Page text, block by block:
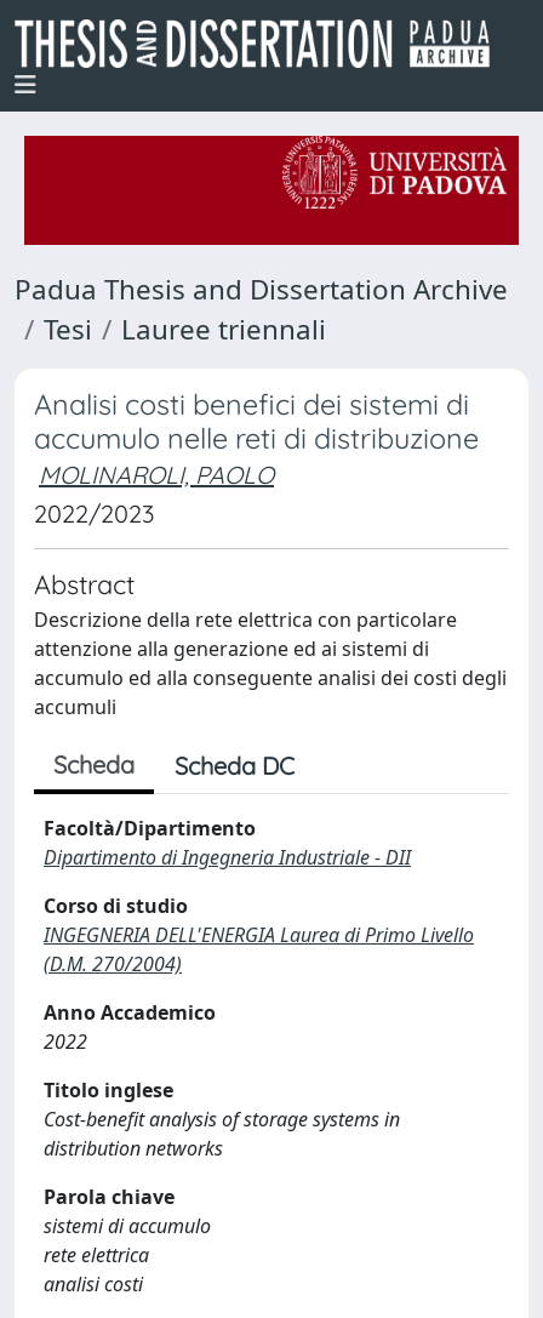
Padua Thesis and Dissertation Archive
Tesi
Lauree triennali
Analisi costi benefici dei sistemi di
accumulo nelle reti di distribuzione
MOLINAROLI, PAOLO
2022/2023
Abstract
Descrizione della rete elettrica con particolare
attenzione alla generazione ed ai sistemi di
accumulo ed alla conseguente analisi dei costi degli
accumuli
Scheda Scheda DC
Facoltà/Dipartimento
Dipartimento di Ingegneria Industriale - DII
Corso di studio
INGEGNERIA DELL'ENERGIA Laurea di Primo Livello
(D.M. 270/2004)
Anno Accademico
2022
Titolo inglese
Cost-benefit analysis of storage systems in
distribution networks
Parola chiave
sistemi di accumulo
rete elettrica
analisi costi